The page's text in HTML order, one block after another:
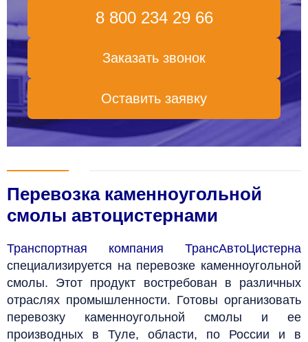
8 800 234 29 66
Заказать звонок
Оставить заявку
Перевозка каменноугольной
смолы автоцистернами
Транспортная компания ТрансАвтоЦистерна
специализируется на перевозке каменноугольной
смолы. Этот продукт востребован в различных
отраслях промышленности. Готовы организовать
перевозку каменноугольной смолы и ее
производных в Туле, области, по России и в